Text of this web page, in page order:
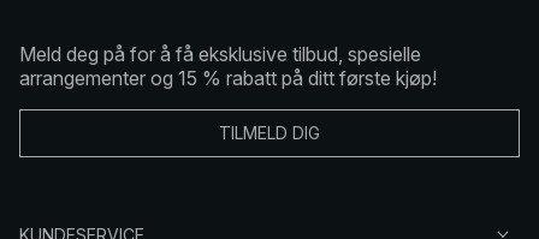
Meld deg på for å få eksklusive tilbud, spesielle
arrangementer og 15 % rabatt på ditt første kjøp!
TILMELD DIG
KUNDESERVICE